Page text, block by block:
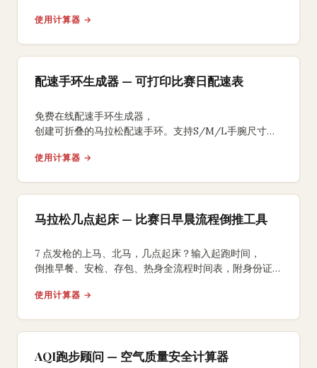
使用计算器 →
配速手环生成器 — 可打印比赛日配速表
免费在线配速手环生成器，
创建可折叠的马拉松配速手环。支持S/M/L手腕尺寸、
A4打印裁剪折叠即可佩戴比赛。
使用计算器 →
马拉松几点起床 — 比赛日早晨流程倒推工具
7 点发枪的上马、北马，几点起床？输入起跑时间，
倒推早餐、安检、存包、热身全流程时间表，附身份证、
使用计算器 →
AQI跑步顾问 — 空气质量安全计算器